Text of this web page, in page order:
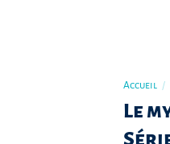
Accueil /
Le